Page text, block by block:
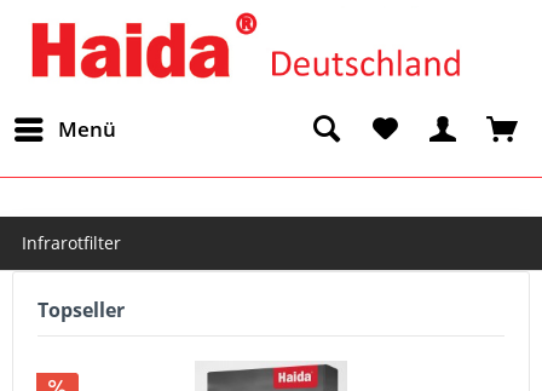
Menü
Infrarotfilter
Topseller